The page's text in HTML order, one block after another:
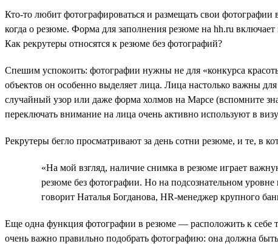
Кто-то любит фотографироваться и размещать свои
когда о резюме. Форма для заполнения резюме на hh.ru
Как рекрутеры относятся к резюме без фотографий?
Спешим успокоить: фотографии нужны не для «конкурса
объектов он особенно выделяет лица. Лица настолько важны
случайный узор или даже форма холмов на Марсе (вспомните
переключать внимание на лица очень активно используют в
Рекрутеры бегло просматривают за день сотни резюме, и те, в
«На мой взгляд, наличие снимка в резюме играет
резюме без фотографии. Но на подсознательном
говорит Наталья Богданова, HR-менеджер крупного
Еще одна функция фотографии в резюме — расположить к себе
очень важно правильно подобрать фотографию: она должна